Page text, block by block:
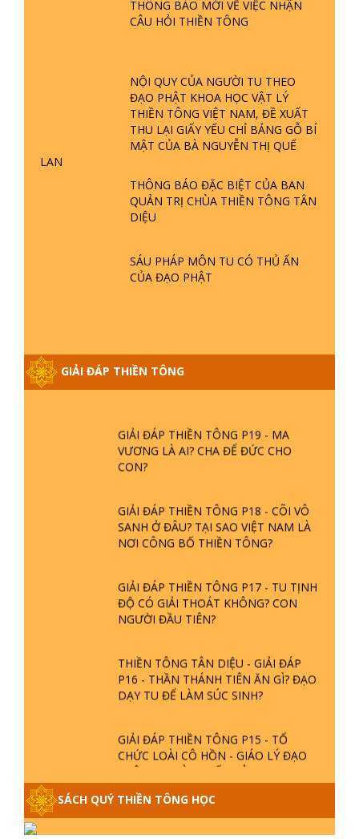
THÔNG BÁO MỚI VỀ VIỆC NHẬN
CÂU HỎI THIỀN TÔNG
NỘI QUY CỦA NGƯỜI TU THEO
ĐẠO PHẬT KHOA HỌC VẬT LÝ
THIỀN TÔNG VIỆT NAM, ĐỀ XUẤT
THU LẠI GIẤY YẾU CHỈ BẢNG GỖ BÍ
MẬT CỦA BÀ NGUYỄN THỊ QUẾ
LAN
THÔNG BÁO ĐẶC BIỆT CỦA BAN
QUẢN TRỊ CHÙA THIỀN TÔNG TÂN
DIỆU
SÁU PHÁP MÔN TU CÓ THỦ ẤN
CỦA ĐẠO PHẬT
GIẢI ĐÁP THIỀN TÔNG
PHẬT GIỚI CÓ THỜI GIAN KHÔNG? |
TTTD
ĐỨC CHÚA TRỜI LÀ AI? QUỶ SA
TĂNG? | TTTD
GIẢI ĐÁP THIỀN TÔNG ĐẶC BIỆT P22
- TẠI SAO TRÁI ĐẤT NHIỀU THIÊN TAI
- LŨ LỤT - HỎA HOẠN | TTTD
GIẢI ĐÁP THIỀN TÔNG ĐẶC BIỆT P21
- TẠI SAO ĐỨC PHẬT BƯỚC ĐI 7
GIẢI ĐÁP VỀ LỄ TIỄN THIỀN TÔNG SƯ
GIẢI ĐÁP THIỀN TÔNG ĐẶC BIỆT
PHẦN 20 - BÁC NGUYỄN NHÂN LÀ AI?
GIẢI ĐÁP THIỀN TÔNG P19 - MA
VƯƠNG LÀ AI? CHA ĐỂ ĐỨC CHO
CON?
GIẢI ĐÁP THIỀN TÔNG P18 - CÕI VÔ
SANH Ở ĐÂU? TẠI SAO VIỆT NAM LÀ
NƠI CÔNG BỐ THIỀN TÔNG?
GIẢI ĐÁP THIỀN TÔNG P17 - TU TỊNH
ĐỘ CÓ GIẢI THOÁT KHÔNG? CON
NGƯỜI ĐẦU TIÊN?
THIỀN TÔNG TÂN DIỆU - GIẢI ĐÁP
P16 - THẦN THÁNH TIÊN ĂN GÌ? ĐẠO
DẠY TU ĐỂ LÀM SÚC SINH?
GIẢI ĐÁP THIỀN TÔNG P15 - TỔ
CHỨC LOÀI CÔ HỒN - GIÁO LÝ ĐẠO
PHẬT KHI NÀO XUẤT BẢN
GIẢI ĐÁP THIỀN TÔNG ĐẶC BIỆT -
SÁCH QUÝ THIỀN TÔNG HỌC